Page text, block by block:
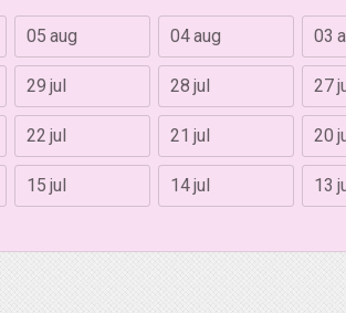
05 aug 04 aug 03
29 jul 28 jul 27
22 jul 21 jul 20
15 jul 14 jul 13